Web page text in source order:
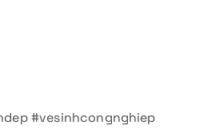
#vesinhcongnghiep